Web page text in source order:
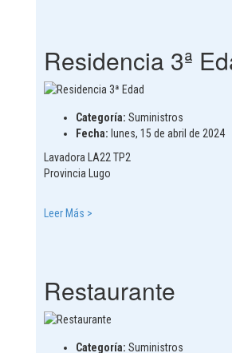
Residencia 3ª
Categoría: Suministros
Fecha: lunes, 15 de abril de 2024
Lavadora LA22 TP2
Provincia Lugo
Leer Más >
Restaurante
Categoría: Suministros